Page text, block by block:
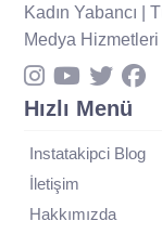
Kadın Yabancı |
Medya Hizmetleri
Hızlı Menü
Instatakipci Blog
İletişim
Hakkımızda